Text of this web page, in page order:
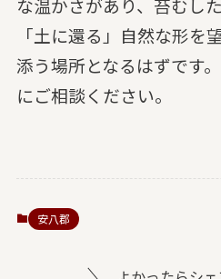
「土に還る」自然な形を
添う場所となるはずです
にご相談ください。
安八郡